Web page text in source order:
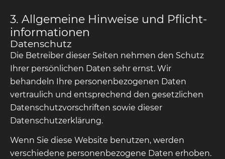
3. Allgemeine Hinweise und Pflicht­
informationen
Datenschutz
Die Betreiber dieser Seiten nehmen den Schutz
Ihrer persönlichen Daten sehr ernst. Wir
behandeln Ihre personenbezogenen Daten
vertraulich und entsprechend den gesetzlichen
Datenschutzvorschriften sowie dieser
Datenschutzerklärung.
Wenn Sie diese Website benutzen, werden
verschiedene personenbezogene Daten erhoben.